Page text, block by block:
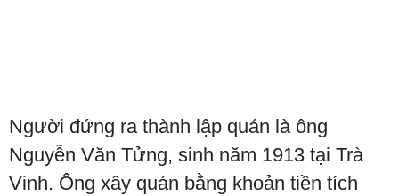
Người đứng ra thành lập quán là ông
Nguyễn Văn Tửng, sinh năm 1913 tại Trà
Vinh. Ông xây quán bằng khoản tiền tích